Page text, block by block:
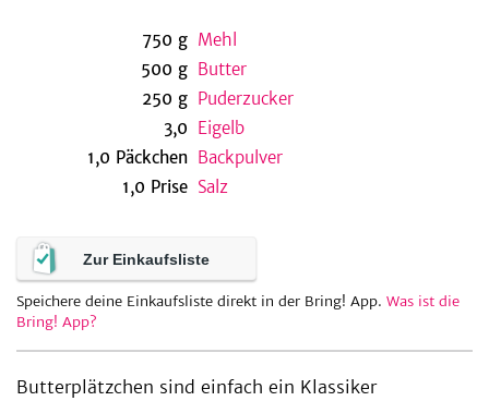
750 g Mehl
500 g Butter
250 g Puderzucker
3,0 Eigelb
1,0 Päckchen Backpulver
1,0 Prise Salz
Zur Einkaufsliste
Speichere deine Einkaufsliste direkt in der Bring! App. Was ist die
Bring! App?
Butterplätzchen sind einfach ein Klassiker